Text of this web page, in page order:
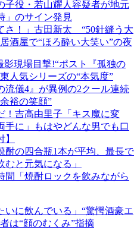
子役・若山耀人容疑者が地元
」のサイン発見
さ！」古田新太 “50針縫う大
酒屋で“ほろ酔い大笑い”の夜
影現場目撃!“ポスト『孤独の
人気シリーズの“本気度”
儀4』が異例の2クール連続
裕の笑顔”
！吉高由里子「キス魔に変
手に」もはやどんな男でも口
の四合瓶1本が平均、最長で
と元気になる」
間「焼酎ロックを飲みながら
いに飲んでいる」“驚愕酒豪エ
は“顔のむくみ”指摘